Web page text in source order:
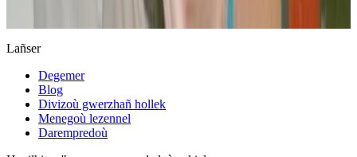
Lañser
Degemer
Blog
Divizoù gwerzhañ hollek
Menegoù lezennel
Darempredoù